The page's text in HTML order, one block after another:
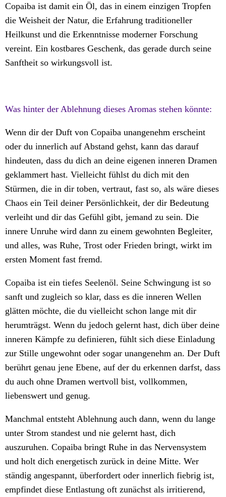
Copaiba ist damit ein Öl, das in einem einzigen Tropfen
die Weisheit der Natur, die Erfahrung traditioneller
Heilkunst und die Erkenntnisse moderner Forschung
vereint. Ein kostbares Geschenk, das gerade durch seine
Sanftheit so wirkungsvoll ist.
Was hinter der Ablehnung dieses Aromas stehen könnte:
Wenn dir der Duft von Copaiba unangenehm erscheint
oder du innerlich auf Abstand gehst, kann das darauf
hindeuten, dass du dich an deine eigenen inneren Dramen
geklammert hast. Vielleicht fühlst du dich mit den
Stürmen, die in dir toben, vertraut, fast so, als wäre dieses
Chaos ein Teil deiner Persönlichkeit, der dir Bedeutung
verleiht und dir das Gefühl gibt, jemand zu sein. Die
innere Unruhe wird dann zu einem gewohnten Begleiter,
und alles, was Ruhe, Trost oder Frieden bringt, wirkt im
ersten Moment fast fremd.
Copaiba ist ein tiefes Seelenöl. Seine Schwingung ist so
sanft und zugleich so klar, dass es die inneren Wellen
glätten möchte, die du vielleicht schon lange mit dir
herumträgst. Wenn du jedoch gelernt hast, dich über deine
inneren Kämpfe zu definieren, fühlt sich diese Einladung
zur Stille ungewohnt oder sogar unangenehm an. Der Duft
berührt genau jene Ebene, auf der du erkennen darfst, dass
du auch ohne Dramen wertvoll bist, vollkommen,
liebenswert und genug.
Manchmal entsteht Ablehnung auch dann, wenn du lange
unter Strom standest und nie gelernt hast, dich
auszuruhen. Copaiba bringt Ruhe in das Nervensystem
und holt dich energetisch zurück in deine Mitte. Wer
ständig angespannt, überfordert oder innerlich fiebrig ist,
empfindet diese Entlastung oft zunächst als irritierend,